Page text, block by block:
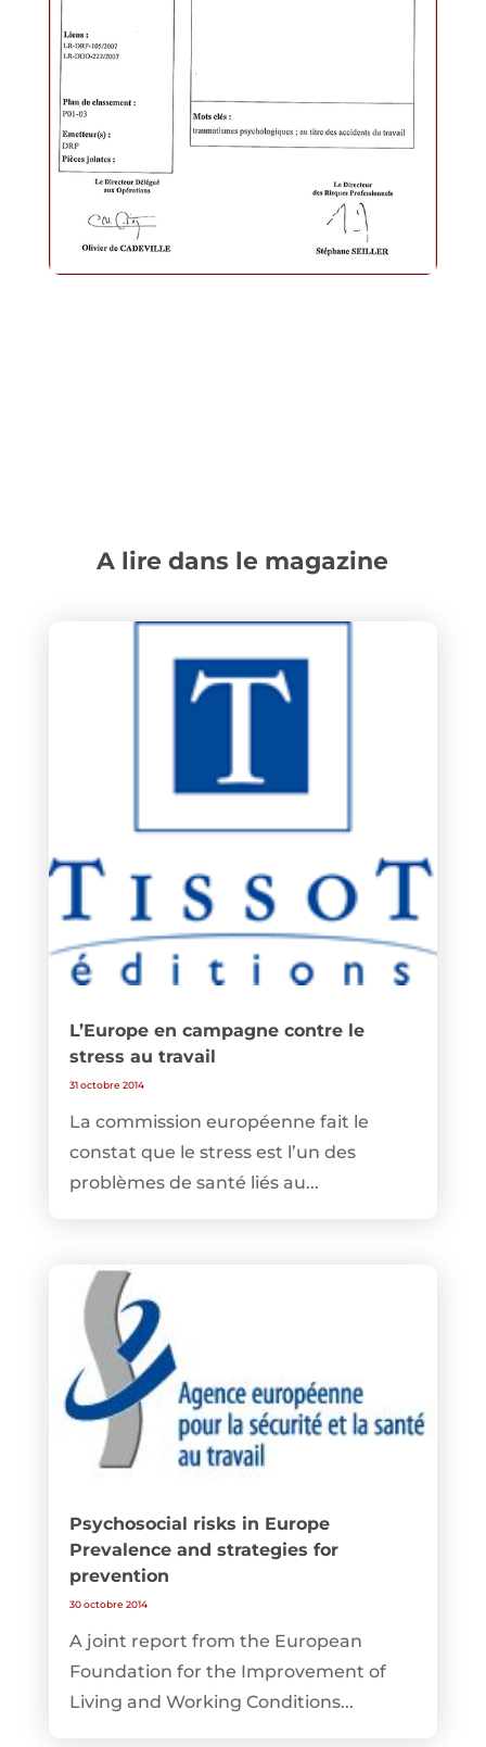
A lire dans le magazine
L’Europe en campagne contre le
stress au travail
31 octobre 2014
La commission européenne fait le
constat que le stress est l’un des
problèmes de santé liés au...
Psychosocial risks in Europe
Prevalence and strategies for
prevention
30 octobre 2014
A joint report from the European
Foundation for the Improvement of
Living and Working Conditions...